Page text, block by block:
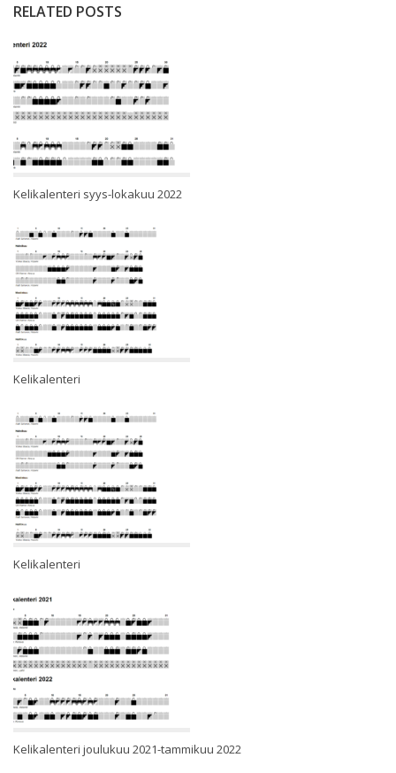
RELATED POSTS
Kelikalenteri syys-lokakuu 2022
Kelikalenteri
Kelikalenteri
Kelikalenteri joulukuu 2021-tammikuu 2022